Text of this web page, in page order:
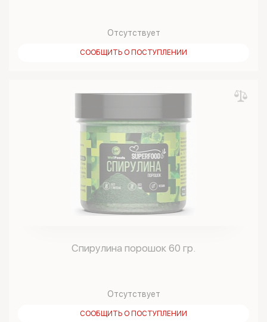
Отсутствует
СООБЩИТЬ О ПОСТУПЛЕНИИ
Спирулина порошок 60 гр.
Отсутствует
СООБЩИТЬ О ПОСТУПЛЕНИИ